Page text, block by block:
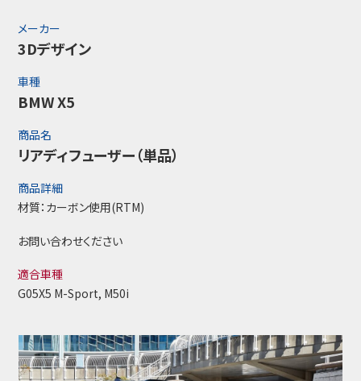
メーカー
3Dデザイン
車種
BMW X5
商品名
リアディフューザー（単品）
商品詳細
材質：カーボン使用(RTM)
お問い合わせください
適合車種
G05X5 M-Sport, M50i